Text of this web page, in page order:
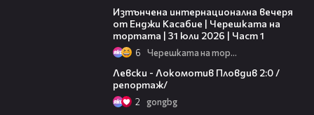
Изтънчена интернационална вечеря
от Енджи Касабие | Черешката на
тортата | 31 юли 2026 | Част 1
6 Черешката на тортата
Левски - Локомотив Пловдив 2:0 /
репортаж/
2 gongbg